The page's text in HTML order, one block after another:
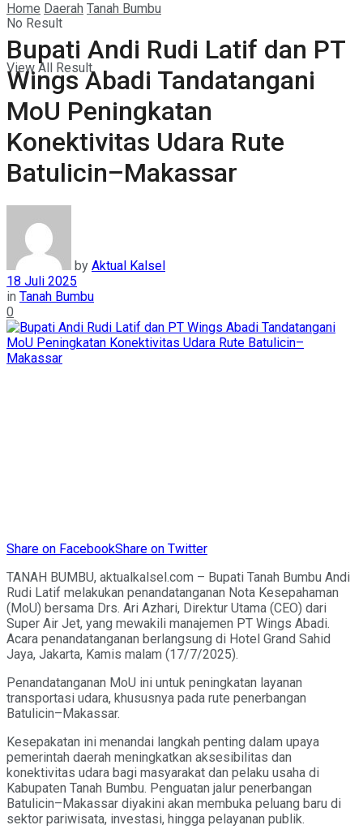
No Result
View All Result
Home Daerah Tanah Bumbu
Bupati Andi Rudi Latif dan PT
Wings Abadi Tandatangani
MoU Peningkatan
Konektivitas Udara Rute
Batulicin–Makassar
by Aktual Kalsel
18 Juli 2025
in Tanah Bumbu
0
Share on FacebookShare on Twitter
TANAH BUMBU, aktualkalsel.com – Bupati Tanah Bumbu Andi
Rudi Latif melakukan penandatanganan Nota Kesepahaman
(MoU) bersama Drs. Ari Azhari, Direktur Utama (CEO) dari
Super Air Jet, yang mewakili manajemen PT Wings Abadi.
Acara penandatanganan berlangsung di Hotel Grand Sahid
Jaya, Jakarta, Kamis malam (17/7/2025).
Penandatanganan MoU ini untuk peningkatan layanan
transportasi udara, khususnya pada rute penerbangan
Batulicin–Makassar.
Kesepakatan ini menandai langkah penting dalam upaya
pemerintah daerah meningkatkan aksesibilitas dan
konektivitas udara bagi masyarakat dan pelaku usaha di
Kabupaten Tanah Bumbu. Penguatan jalur penerbangan
Batulicin–Makassar diyakini akan membuka peluang baru di
sektor pariwisata, investasi, hingga pelayanan publik.